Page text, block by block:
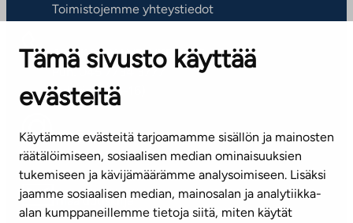
Tämä sivusto käyttää
evästeitä
Käytämme evästeitä tarjoamamme sisällön ja mainosten
räätälöimiseen, sosiaalisen median ominaisuuksien
tukemiseen ja kävijämäärämme analysoimiseen. Lisäksi
jaamme sosiaalisen median, mainosalan ja analytiikka-
alan kumppaneillemme tietoja siitä, miten käytät
Toimistojemme yhteystiedot
ASIAKASPALVELUKESKUS
Puh. 045 7734 3777
(arkisin klo 8-16)
info@ta.fi
Tilaa uutiskirje